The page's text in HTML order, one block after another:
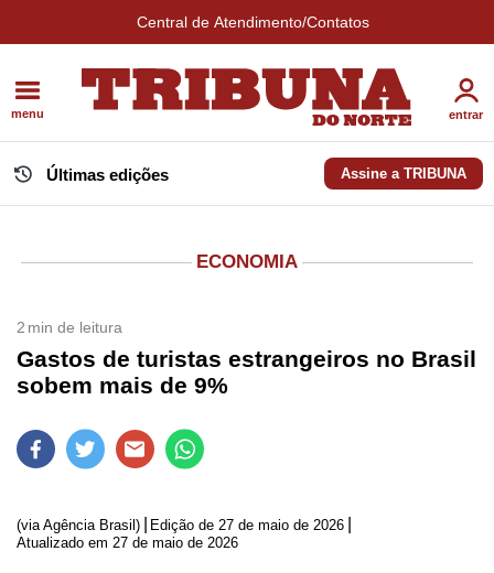
Central de Atendimento/Contatos
menu entrar
Últimas edições Assine a TRIBUNA
ECONOMIA
2 min de leitura
Gastos de turistas estrangeiros no Brasil
sobem mais de 9%
(via Agência Brasil) Edição de 27 de maio de 2026
Atualizado em 27 de maio de 2026